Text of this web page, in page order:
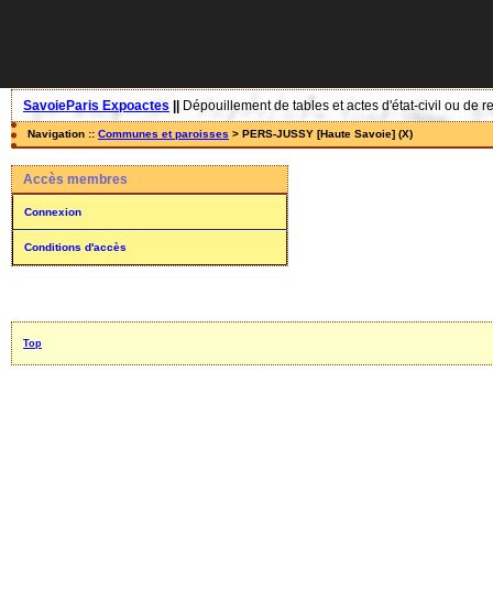
SavoieParis Expoactes Dépouillement de tables et actes d'état-civil ou de
Navigation :: Communes et paroisses > PERS-JUSSY [Haute Savoie] (X)
Accès membres
Connexion
Conditions d'accès
Top